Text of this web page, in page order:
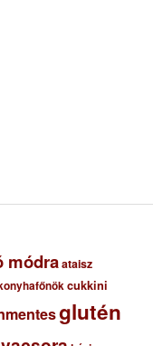
módraataisz
cukkini
glutén